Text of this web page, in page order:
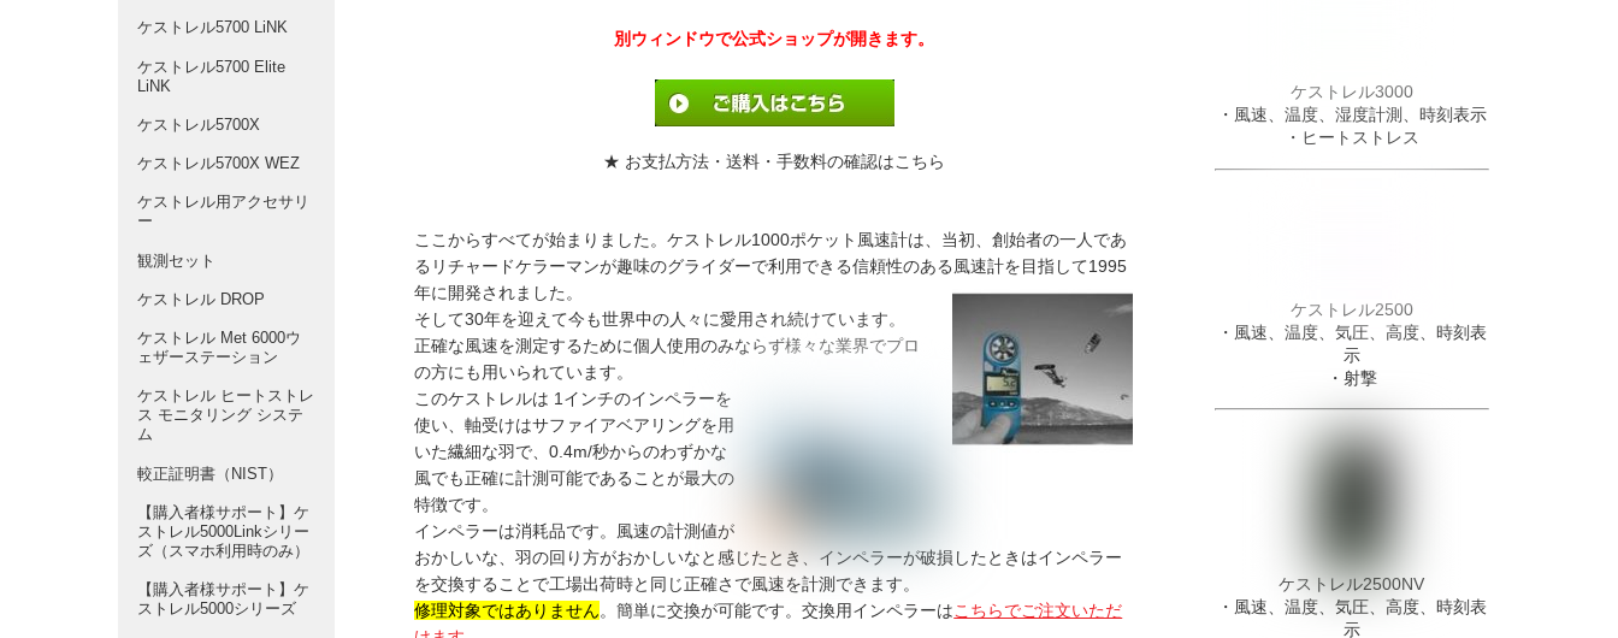
ケストレル5700 LiNK
ケストレル5700 Elite
LiNK
ケストレル5700X
ケストレル5700X WEZ
ケストレル用アクセサリ
ー
観測セット
ケストレル DROP
ケストレル Met 6000ウ
ェザーステーション
ケストレル ヒートストレ
ス モニタリング システ
ム
較正証明書（NIST）
【購入者様サポート】ケ
ストレル5000Linkシリー
ズ（スマホ利用時のみ）
【購入者様サポート】ケ
ストレル5000シリーズ
別ウィンドウで公式ショップが開きます。
★ お支払方法・送料・手数料の確認はこちら
ここからすべてが始まりました。ケストレル1000ポケット風速計は、当初、創始者の一人であ
るリチャードケラーマンが趣味のグライダーで利用できる信頼性のある風速計を目指して1995
年に開発されました。
そして30年を迎えて今も世界中の人々に愛用され続けています。
正確な風速を測定するために個人使用のみならず様々な業界でプロ
の方にも用いられています。
このケストレルは 1インチのインペラーを
使い、軸受けはサファイアベアリングを用
いた繊細な羽で、0.4m/秒からのわずかな
風でも正確に計測可能であることが最大の
特徴です。
インペラーは消耗品です。風速の計測値が
おかしいな、羽の回り方がおかしいなと感じたとき、インペラーが破損したときはインペラー
を交換することで工場出荷時と同じ正確さで風速を計測できます。
修理対象ではありません。簡単に交換が可能です。交換用インペラーはこちらでご注文いただ
ケストレル3000
・風速、温度、湿度計測、時刻表示
・ヒートストレス
ケストレル2500
・風速、温度、気圧、高度、時刻表
示
・射撃
ケストレル2500NV
・風速、温度、気圧、高度、時刻表
示